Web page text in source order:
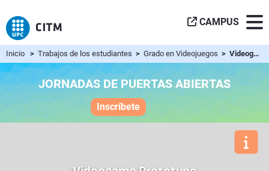
CAMPUS
Inicio > Trabajos de los estudiantes > Grado en Videojuegos > Videogame Prototype
JORNADAS DE PUERTAS ABIERTAS
Inscríbete